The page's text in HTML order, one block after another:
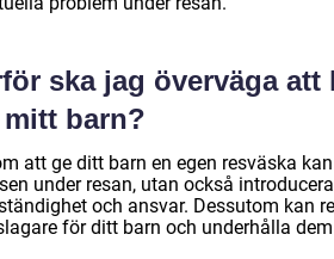
ska jag överväga att
barn?
att ge ditt barn en egen resväska
under resan, utan också
och ansvar. Dessutom kan
för ditt barn och underhålla